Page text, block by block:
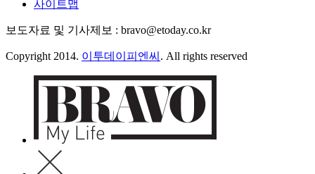
사이트맵
보도자료 및 기사제보 : bravo@etoday.co.kr
Copyright 2014. 이투데이피엔씨 . All rights reserved